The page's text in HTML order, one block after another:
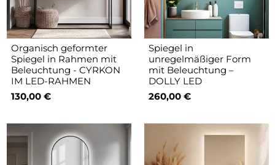
Organisch geformter
Spiegel in Rahmen mit
Beleuchtung - CYRKON
IM LED-RAHMEN
130,00 €
Spiegel in
unregelmäßiger Form
mit Beleuchtung –
DOLLY LED
260,00 €